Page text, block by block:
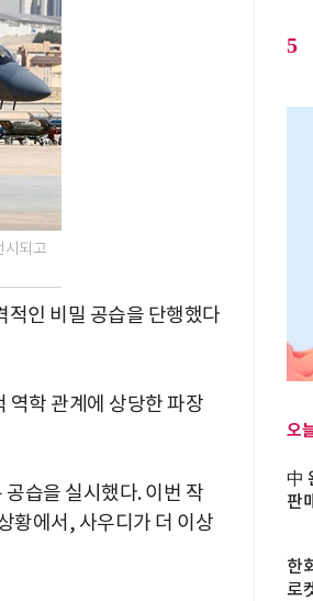
시되고
적인 비밀 공습을 단행했다
역학 관계에 상당한 파장
습을 실시했다. 이번 작
황에서, 사우디가 더 이상
5
오
中
판
한
로